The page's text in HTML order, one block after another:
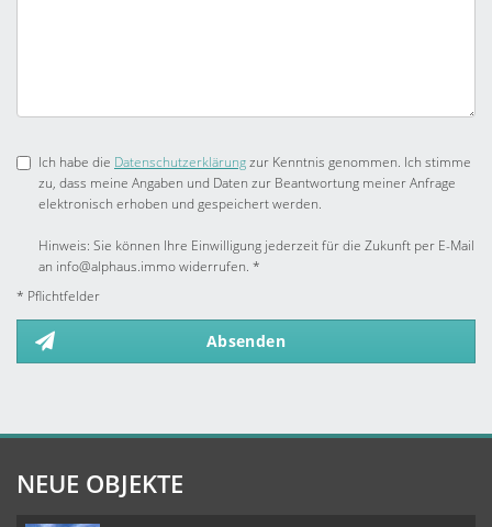
Ich habe die Datenschutzerklärungzur Kenntnis genommen. Ich stimme
zu, dass meine Angaben und Daten zur Beantwortung meiner Anfrage
elektronisch erhoben und gespeichert werden.
Hinweis: Sie können Ihre Einwilligung jederzeit für die Zukunft per E-Mail
an info@alphaus.immo widerrufen. *
* Pflichtfelder
Absenden
NEUE OBJEKTE